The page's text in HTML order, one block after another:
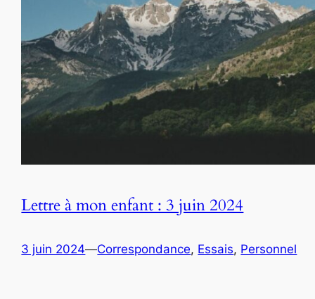
Lettre à mon enfant : 3 juin 2024
3 juin 2024—Correspondance, Essais, Personnel